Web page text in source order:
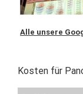
Alle unsere
Kosten für